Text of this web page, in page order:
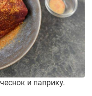
и паприку.